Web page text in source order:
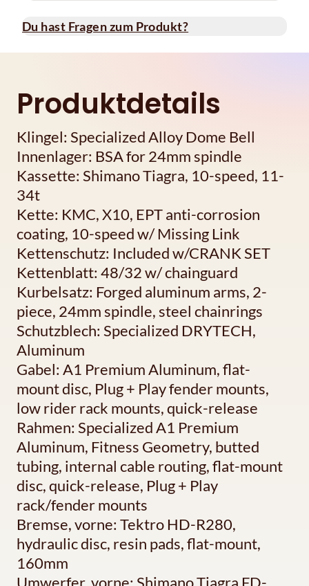
Du hast Fragen zum Produkt?
Produktdetails
Klingel: Specialized Alloy Dome Bell
Innenlager: BSA for 24mm spindle
Kassette: Shimano Tiagra, 10-speed, 11-
34t
Kette: KMC, X10, EPT anti-corrosion
coating, 10-speed w/ Missing Link
Kettenschutz: Included w/CRANK SET
Kettenblatt: 48/32 w/ chainguard
Kurbelsatz: Forged aluminum arms, 2-
piece, 24mm spindle, steel chainrings
Schutzblech: Specialized DRYTECH,
Aluminum
Gabel: A1 Premium Aluminum, flat-
mount disc, Plug + Play fender mounts,
low rider rack mounts, quick-release
Rahmen: Specialized A1 Premium
Aluminum, Fitness Geometry, butted
tubing, internal cable routing, flat-mount
disc, quick-release, Plug + Play
rack/fender mounts
Bremse, vorne: Tektro HD-R280,
hydraulic disc, resin pads, flat-mount,
160mm
Umwerfer, vorne: Shimano Tiagra FD-